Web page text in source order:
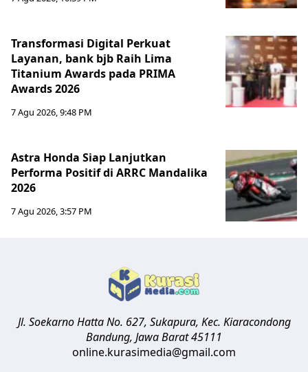
Transformasi Digital Perkuat
Layanan, bank bjb Raih Lima
Titanium Awards pada PRIMA
Awards 2026
7 Agu 2026, 9:48 PM
Astra Honda Siap Lanjutkan
Performa Positif di ARRC Mandalika
2026
7 Agu 2026, 3:57 PM
Jl. Soekarno Hatta No. 627, Sukapura, Kec. Kiaracondong
Bandung, Jawa Barat45111
online.kurasimedia@gmail.com